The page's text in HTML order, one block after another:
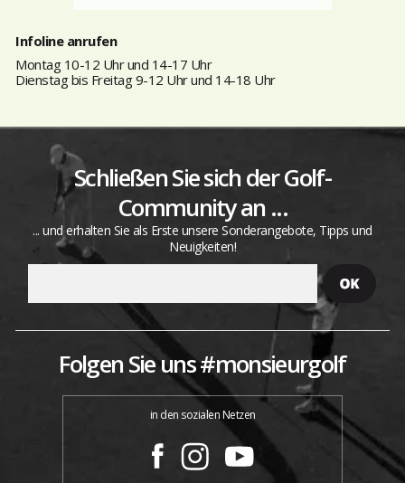
Infoline anrufen
Montag 10-12 Uhr und 14-17 Uhr
Dienstag bis Freitag 9-12 Uhr und 14-18 Uhr
Schließen Sie sich der Golf-
Community an ...
... und erhalten Sie als Erste unsere Sonderangebote, Tipps und
Neuigkeiten!
Folgen Sie uns #monsieurgolf
in den sozialen Netzen